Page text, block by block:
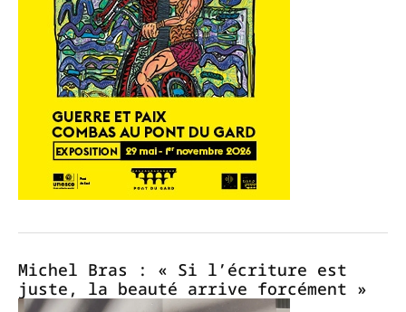
Michel Bras : « Si l’écriture est
juste, la beauté arrive forcément »